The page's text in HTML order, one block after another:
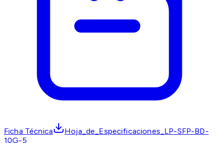
Ficha Técnica
Hoja_de_Especificaciones_LP-SFP-BD-
10G-5